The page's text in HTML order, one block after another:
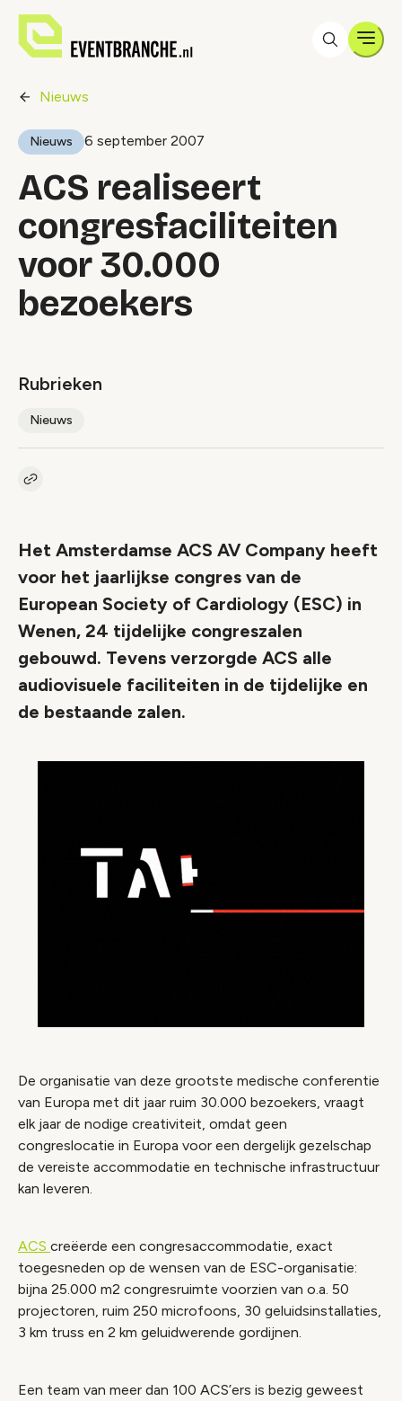
Nieuws
Nieuws 6 september 2007
ACS realiseert
congresfaciliteiten
voor 30.000
bezoekers
Rubrieken
Nieuws
Kopieer link naar artikel
Het Amsterdamse ACS AV Company heeft
voor het jaarlijkse congres van de
European Society of Cardiology (ESC) in
Wenen, 24 tijdelijke congreszalen
gebouwd. Tevens verzorgde ACS alle
audiovisuele faciliteiten in de tijdelijke en
de bestaande zalen.
De organisatie van deze grootste medische conferentie
van Europa met dit jaar ruim 30.000 bezoekers, vraagt
elk jaar de nodige creativiteit, omdat geen
congreslocatie in Europa voor een dergelijk gezelschap
de vereiste accommodatie en technische infrastructuur
kan leveren.
ACS creëerde een congresaccommodatie, exact
toegesneden op de wensen van de ESC-organisatie:
bijna 25.000 m2 congresruimte voorzien van o.a. 50
projectoren, ruim 250 microfoons, 30 geluidsinstallaties,
3 km truss en 2 km geluidwerende gordijnen.
Een team van meer dan 100 ACS’ers is bezig geweest